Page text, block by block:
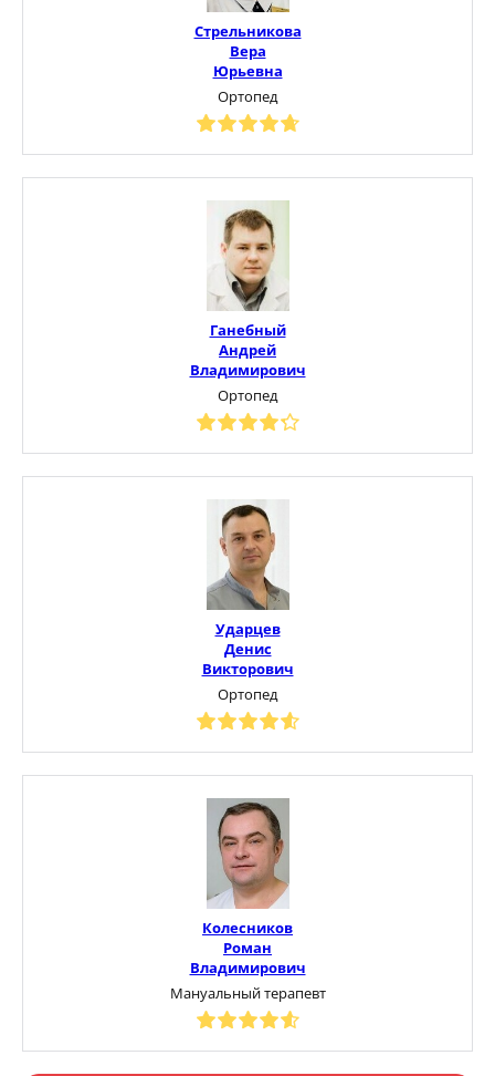
Стрельникова
Вера
Юрьевна
Ортопед
Ганебный
Андрей
Владимирович
Ортопед
Ударцев
Денис
Викторович
Ортопед
Колесников
Роман
Владимирович
Мануальный терапевт